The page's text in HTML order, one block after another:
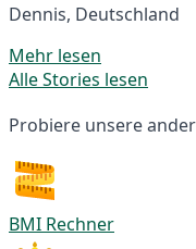
Dennis, Deutschland
Mehr lesen
Alle Stories lesen
Probiere unsere
BMI Rechner